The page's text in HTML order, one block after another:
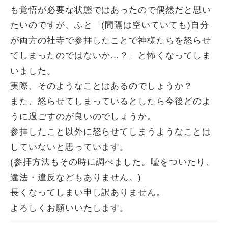
も覚悟が必要な状態ではあったので偶然だと思い
たいのですが、ふと「(間隔は空いていても)自分
が両方の社寺で参拝したことで神様たちを怒らせ
てしまったのではないか…？」と怖くなってしま
いました。
実際、そのようなことはあるのでしょうか？
また、怒らせてしまっているとしたら今後どのよ
うに過ごすのが良いのでしょうか。
参拝したこと以外に怒らせてしまうようなことは
していないと思っています。
(参拝方法もその時に調べました。嘘をついたり、
違法・違反などもありません。)
長くなってしまい申し訳ありません。
よろしくお願いいたします。